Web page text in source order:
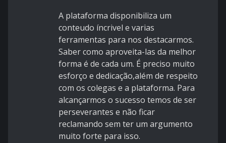
A plataforma disponibiliza um
conteudo íncrivel e varias
ferramentas para nos destacarmos.
Saber como aproveita-las da melhor
forma é de cada um. É preciso muito
esforço e dedicação,além de respeito
com os colegas e a plataforma. Para
alcançarmos o sucesso temos de ser
perseverantes e não ficar
reclamando sem ter um argumento
muito forte para isso.